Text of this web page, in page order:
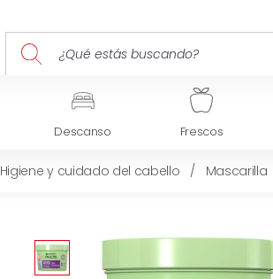
Descanso Frescos
Higiene y cuidado del cabello / Mascarilla